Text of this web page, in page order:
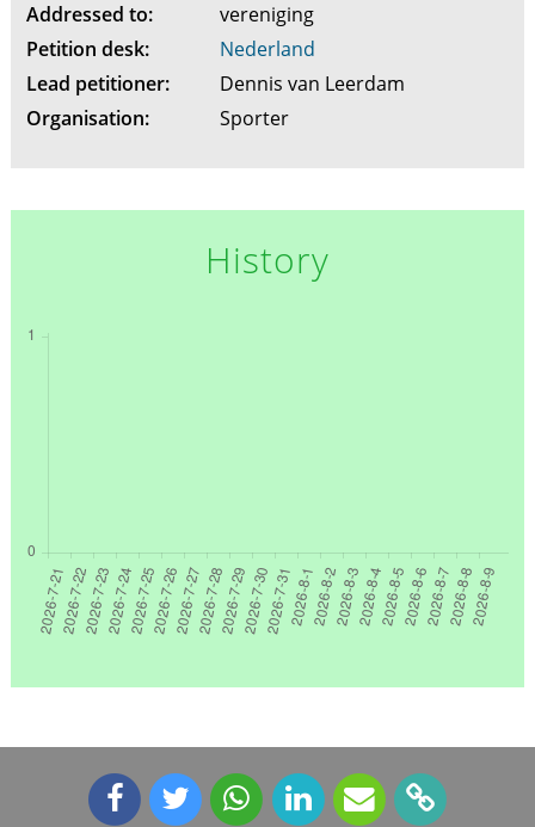
Addressed to:
vereniging
Petition desk:
Nederland
Lead petitioner:
Dennis van Leerdam
Organisation:
Sporter
History